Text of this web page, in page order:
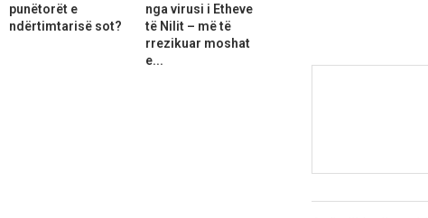
punëtorët e
ndërtimtarisë sot?
nga virusi i Etheve
të Nilit – më të
rrezikuar moshat
e...